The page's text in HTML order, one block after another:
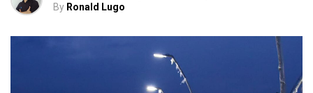
By Ronald Lugo